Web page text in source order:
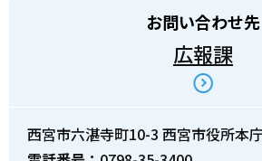
お問い合わせ先
広報課
西宮市六湛寺町10-3 西宮市役所本